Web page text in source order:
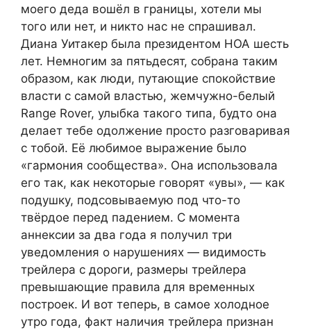
моего деда вошёл в границы, хотели мы
того или нет, и никто нас не спрашивал.
Диана Уитакер была президентом HOA шесть
лет. Немногим за пятьдесят, собрана таким
образом, как люди, путающие спокойствие
власти с самой властью, жемчужно-белый
Range Rover, улыбка такого типа, будто она
делает тебе одолжение просто разговаривая
с тобой. Её любимое выражение было
«гармония сообщества». Она использовала
его так, как некоторые говорят «увы», — как
подушку, подсовываемую под что-то
твёрдое перед падением. С момента
аннексии за два года я получил три
уведомления о нарушениях — видимость
трейлера с дороги, размеры трейлера
превышающие правила для временных
построек. И вот теперь, в самое холодное
утро года, факт наличия трейлера признан